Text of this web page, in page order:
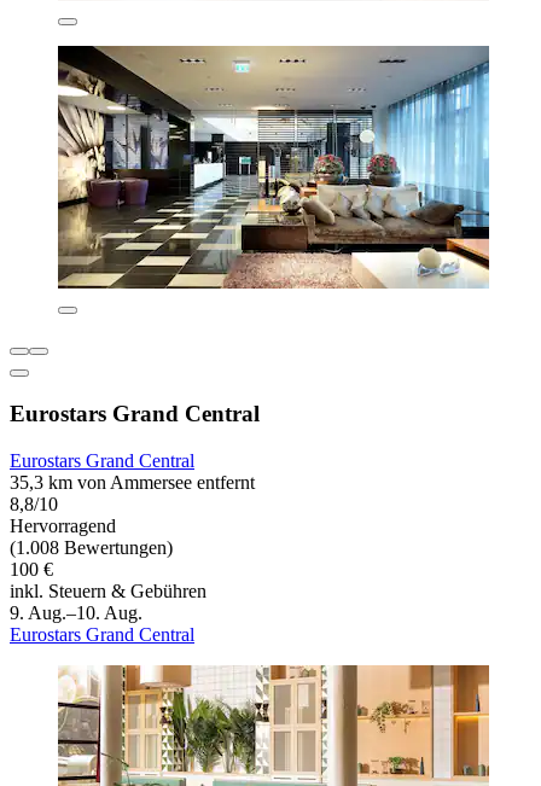
Eurostars Grand Central
Eurostars Grand Central
35,3 km von Ammersee entfernt
8,8/10
Hervorragend
(1.008 Bewertungen)
100 €
inkl. Steuern & Gebühren
9. Aug.–10. Aug.
Eurostars Grand Central